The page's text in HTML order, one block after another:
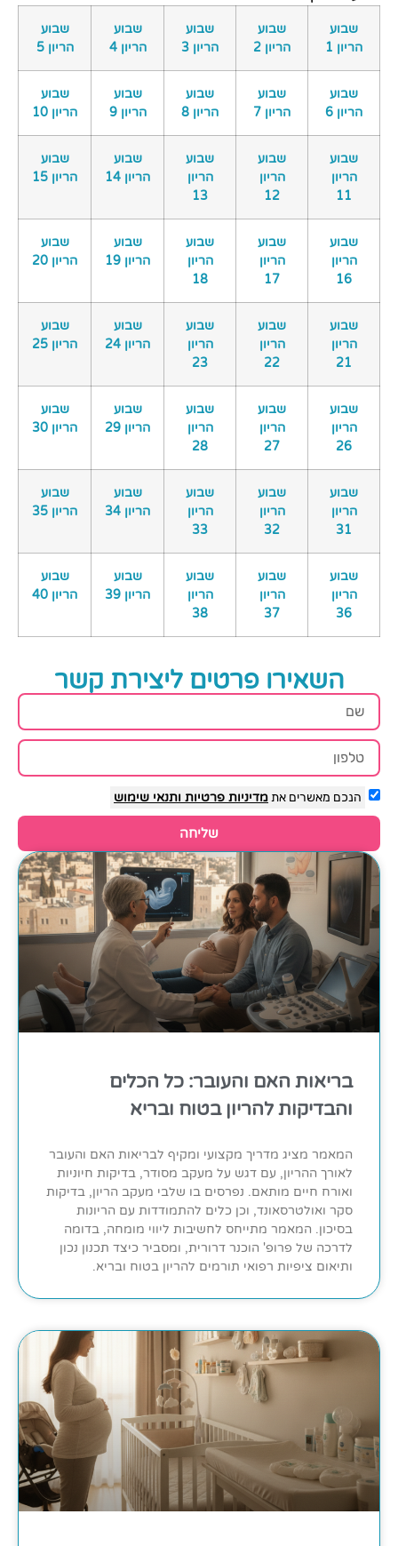
שבוע
הריון 1
שבוע
הריון 2
שבוע
הריון 3
שבוע
הריון 4
שבוע
הריון 5
שבוע
הריון 6
שבוע
הריון 7
שבוע
הריון 8
שבוע
הריון 9
שבוע
הריון 10
שבוע
הריון
11
שבוע
הריון
12
שבוע
הריון
13
שבוע
הריון 14
שבוע
הריון 15
שבוע
הריון
16
שבוע
הריון
17
שבוע
הריון
18
שבוע
הריון 19
שבוע
הריון 20
שבוע
הריון
21
שבוע
הריון
22
שבוע
הריון
23
שבוע
הריון 24
שבוע
הריון 25
שבוע
הריון
26
שבוע
הריון
27
שבוע
הריון
28
שבוע
הריון 29
שבוע
הריון 30
שבוע
הריון
31
שבוע
הריון
32
שבוע
הריון
33
שבוע
הריון 34
שבוע
הריון 35
שבוע
הריון
36
שבוע
הריון
37
שבוע
הריון
38
שבוע
הריון 39
שבוע
הריון 40
השאירו פרטים ליצירת קשר
הנכם מאשרים אתמדיניות פרטיות ותנאי שימוש
שליחה
בריאות האם והעובר: כל הכלים
והבדיקות להריון בטוח ובריא
המאמר מציג מדריך מקצועי ומקיף לבריאות האם והעובר
לאורך ההריון, עם דגש על מעקב מסודר, בדיקות חיוניות
ואורח חיים מותאם. נפרסים בו שלבי מעקב הריון, בדיקות
סקר ואולטרסאונד, וכן כלים להתמודדות עם הריונות
בסיכון. המאמר מתייחס לחשיבות ליווי מומחה, בדומה
לדרכה של פרופ' הוכנר דרורית, ומסביר כיצד תכנון נכון
ותיאום ציפיות רפואי תורמים להריון בטוח ובריא.